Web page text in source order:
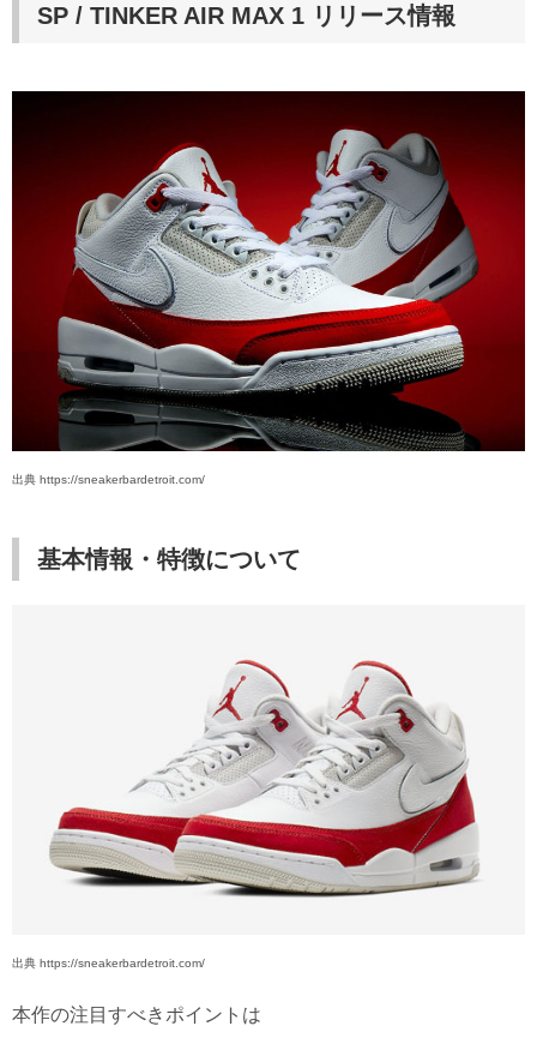
SP / TINKER AIR MAX 1 リリース情報
出典 https://sneakerbardetroit.com/
基本情報・特徴について
出典 https://sneakerbardetroit.com/
本作の注目すべきポイントは